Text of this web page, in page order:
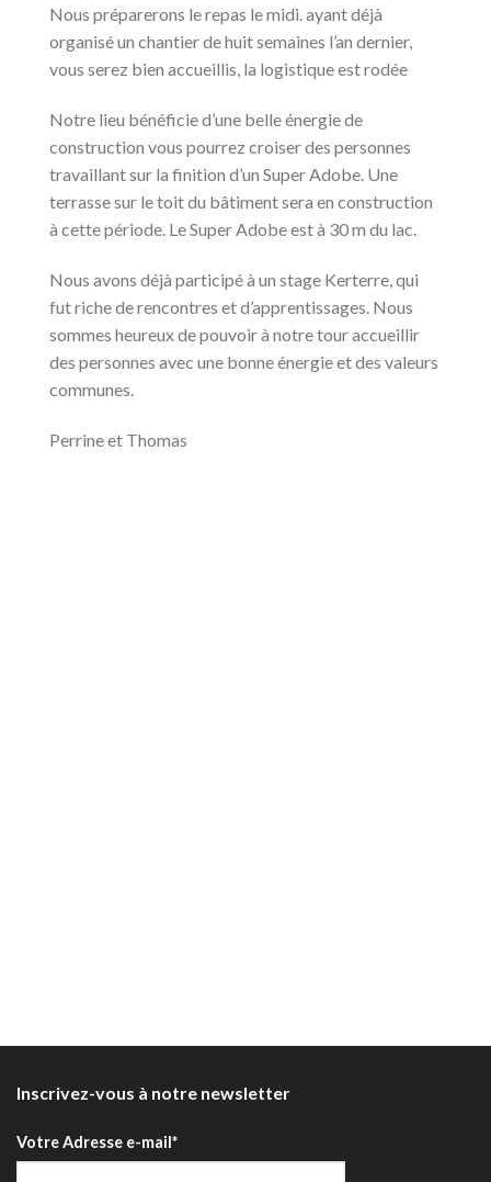
Nous préparerons le repas le midi. ayant déjà
organisé un chantier de huit semaines l’an dernier,
vous serez bien accueillis, la logistique est rodée
Notre lieu bénéficie d’une belle énergie de
construction vous pourrez croiser des personnes
travaillant sur la finition d’un Super Adobe. Une
terrasse sur le toit du bâtiment sera en construction
à cette période. Le Super Adobe est à 30 m du lac.
Nous avons déjà participé à un stage Kerterre, qui
fut riche de rencontres et d’apprentissages. Nous
sommes heureux de pouvoir à notre tour accueillir
des personnes avec une bonne énergie et des valeurs
communes.
Perrine et Thomas
Inscrivez-vous à notre newsletter
Votre Adresse e-mail*